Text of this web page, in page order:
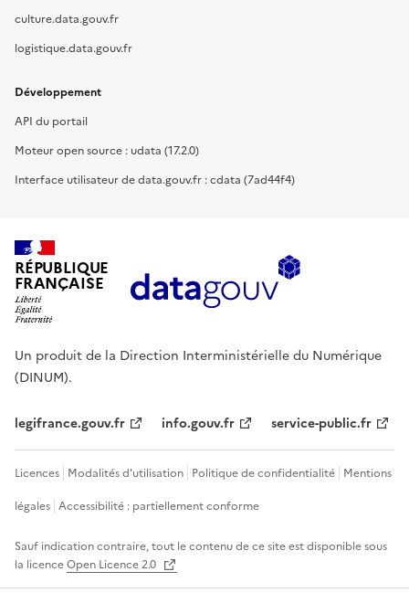
culture.data.gouv.fr
logistique.data.gouv.fr
Développement
API du portail
Moteur open source : udata (17.2.0)
Interface utilisateur de data.gouv.fr : cdata (7ad44f4)
RÉPUBLIQUE
FRANÇAISE
Un produit de la Direction Interministérielle du Numérique
(DINUM).
legifrance.gouv.fr info.gouv.fr service-public.fr
Licences Modalités d'utilisation Politique de confidentialité Mentions
légales Accessibilité : partiellement conforme
Sauf indication contraire, tout le contenu de ce site est disponible sous
la licenceOpen Licence 2.0